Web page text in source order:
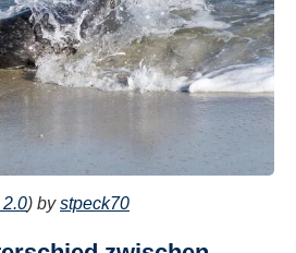
) bystpeck70